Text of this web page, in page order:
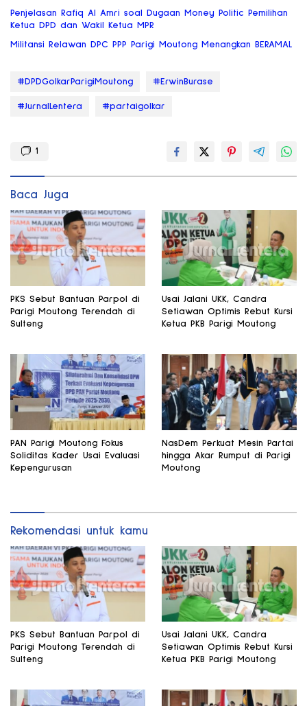
Penjelasan Rafiq Al Amri soal Dugaan Money Politic Pemilihan
Ketua DPD dan Wakil Ketua MPR
Militansi Relawan DPC PPP Parigi Moutong Menangkan BERAMAL
#DPDGolkarParigiMoutong #ErwinBurase
#JurnalLentera #partaigolkar
1
Baca Juga
PKS Sebut Bantuan Parpol di
Parigi Moutong Terendah di
Sulteng
Usai Jalani UKK, Candra
Setiawan Optimis Rebut Kursi
Ketua PKB Parigi Moutong
PAN Parigi Moutong Fokus
Soliditas Kader Usai Evaluasi
Kepengurusan
NasDem Perkuat Mesin Partai
hingga Akar Rumput di Parigi
Moutong
Rekomendasi untuk kamu
PKS Sebut Bantuan Parpol di
Parigi Moutong Terendah di
Sulteng
Usai Jalani UKK, Candra
Setiawan Optimis Rebut Kursi
Ketua PKB Parigi Moutong